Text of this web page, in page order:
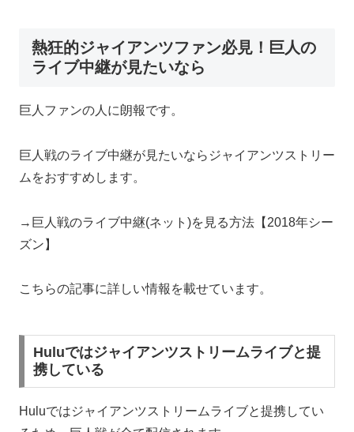
熱狂的ジャイアンツファン必見！巨人の
ライブ中継が見たいなら
巨人ファンの人に朗報です。
巨人戦のライブ中継が見たいならジャイアンツストリー
ムをおすすめします。
→巨人戦のライブ中継(ネット)を見る方法【2018年シー
ズン】
こちらの記事に詳しい情報を載せています。
Huluではジャイアンツストリームライブと提
携している
Huluではジャイアンツストリームライブと提携してい